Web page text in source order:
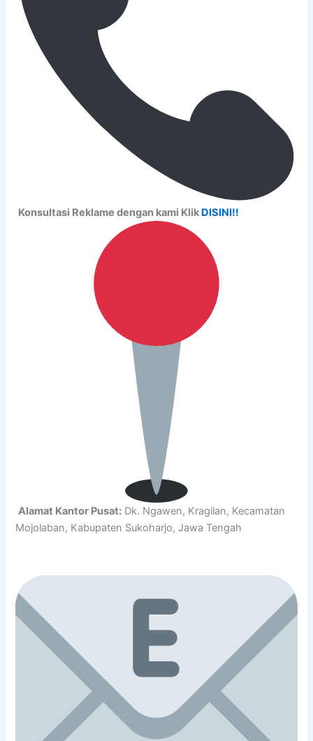
Konsultasi Reklame dengan kami Klik DISINI!!
Alamat Kantor Pusat: Dk. Ngawen, Kragilan, Kecamatan
Mojolaban, Kabupaten Sukoharjo, Jawa Tengah